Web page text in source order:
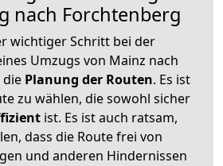
nach Forchtenberg
wichtiger Schritt bei der
Umzugs von Mainz nach
Planung der Routen. Es ist
zu wählen, die sowohl sicher
ist. Es ist auch ratsam,
dass die Route frei von
und anderen Hindernissen